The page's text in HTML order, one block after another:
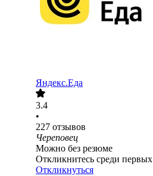
Яндекс.Еда
3.4
•
227 отзывов
Череповец
Можно без резюме
Откликнитесь среди первых
Откликнуться